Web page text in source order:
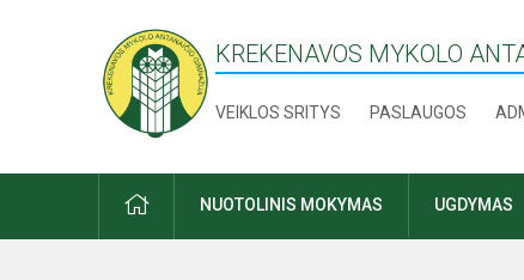
KREKENAVOS MYKOLO
VEIKLOS SRITYS PASLAUGOS
PRADŽIANUOTOLINIS MOKYMAS UGDYMAS